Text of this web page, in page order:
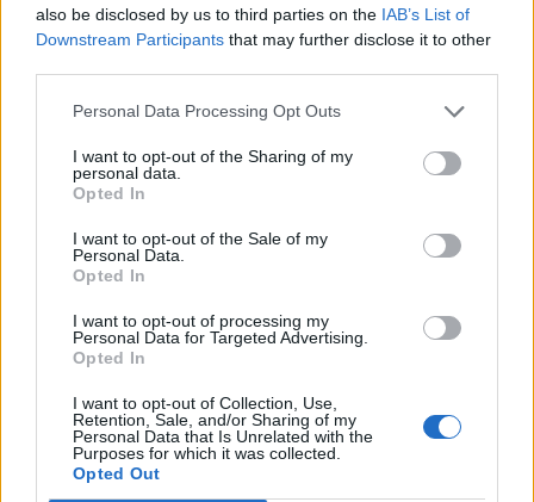
also be disclosed by us to third parties on the IAB’s List of
Downstream Participants that may further disclose it to other
Personal Data Processing Opt Outs
I want to opt-out of the Sharing of my
personal data.
Opted In
I want to opt-out of the Sale of my
Personal Data.
Opted In
I want to opt-out of processing my
Personal Data for Targeted Advertising.
Opted In
I want to opt-out of Collection, Use,
Retention, Sale, and/or Sharing of my
Personal Data that Is Unrelated with the
Purposes for which it was collected.
Opted Out
Jesus e D'Ambrosioformerà il quartetto
arretrato anti Parma.
Autore
Redazione Fantacalcio.it